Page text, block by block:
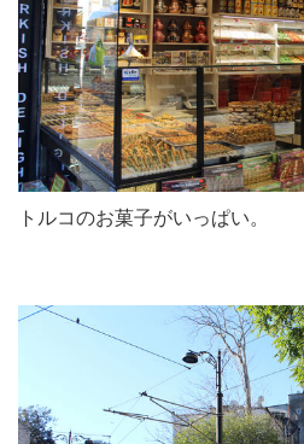
トルコのお菓子がいっぱい。